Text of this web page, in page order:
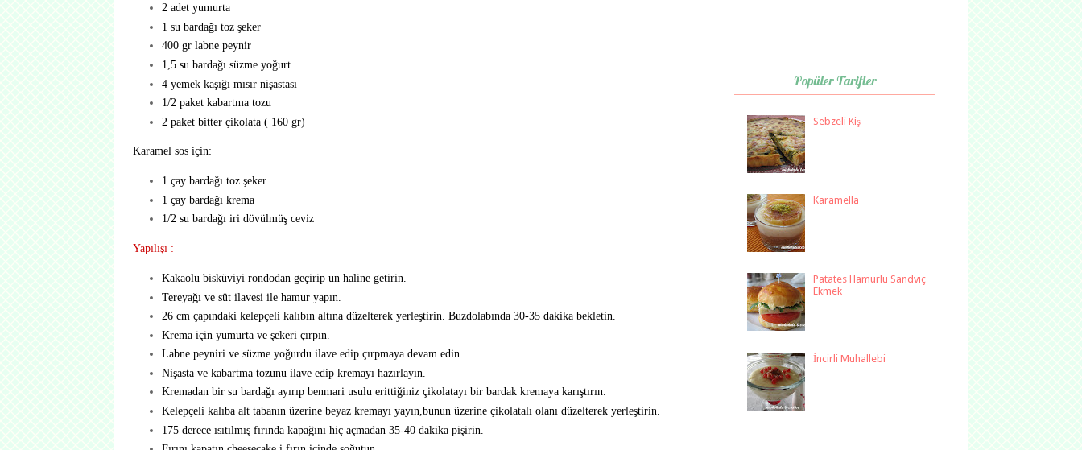
2 adet yumurta
1 su bardağı toz şeker
400 gr labne peynir
1,5 su bardağı süzme yoğurt
4 yemek kaşığı mısır nişastası
1/2 paket kabartma tozu
2 paket bitter çikolata ( 160 gr)
Karamel sos için:
1 çay bardağı toz şeker
1 çay bardağı krema
1/2 su bardağı iri dövülmüş ceviz
Yapılışı :
Kakaolu bisküviyi rondodan geçirip un haline getirin.
Tereyağı ve süt ilavesi ile hamur yapın.
26 cm çapındaki kelepçeli kalıbın altına düzelterek yerleştirin. Buzdolabında 30-35 dakika bekletin.
Krema için yumurta ve şekeri çırpın.
Labne peyniri ve süzme yoğurdu ilave edip çırpmaya devam edin.
Nişasta ve kabartma tozunu ilave edip kremayı hazırlayın.
Kremadan bir su bardağı ayırıp benmari usulu erittiğiniz çikolatayı bir bardak kremaya karıştırın.
Kelepçeli kalıba alt tabanın üzerine beyaz kremayı yayın,bunun üzerine çikolatalı olanı düzelterek yerleştirin.
175 derece ısıtılmış fırında kapağını hiç açmadan 35-40 dakika pişirin.
Popüler Tarifler
Sebzeli Kiş
Karamella
Patates Hamurlu Sandviç
Ekmek
İncirli Muhallebi